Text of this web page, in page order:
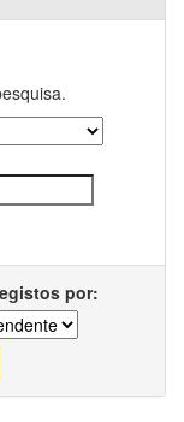
por: